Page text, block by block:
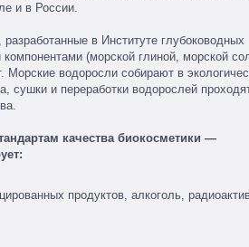
и в России.
в Институте глубоководных
(морской глиной, морской
водоросли собирают в
сушки и переработки водорослей
качества биокосметики —
продуктов, алкоголь,